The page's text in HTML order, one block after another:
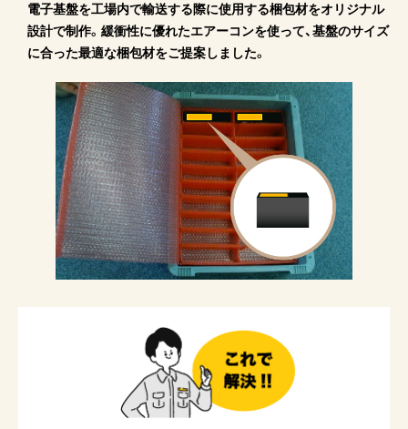
電子基盤を工場内で輸送する際に使用する梱包材をオリジナル
設計で制作。緩衝性に優れたエアーコンを使って、基盤のサイズ
に合った最適な梱包材をご提案しました。